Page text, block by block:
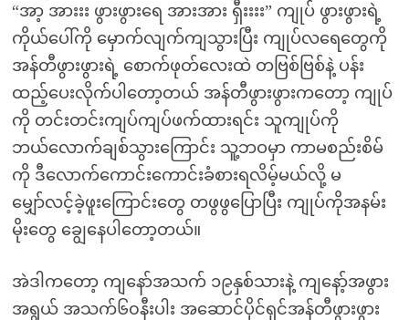
“အာ့ အားးး ဖွားဖွားရေ အားအား ရှီးးးး” ကျုပ် ဖွားဖွားရဲ့
ကိုယ်ပေါ်ကို မှောက်လျက်ကျသွားပြီး ကျုပ်လရေတွေကို
အန်တီဖွားဖွားရဲ့ စောက်ဖုတ်လေးထဲ တဗြစ်ဗြစ်နဲ့ ပန်း
ထည့်ပေးလိုက်ပါတော့တယ် အန်တီဖွားဖွားကတော့ ကျုပ်
ကို တင်းတင်းကျပ်ကျပ်ဖက်ထားရင်း သူကျုပ်ကို
ဘယ်လောက်ချစ်သွားကြောင်း သူ့ဘဝမှာ ကာမစည်းစိမ်
ကို ဒီလောက်ကောင်းကောင်းခံစားရလိမ့်မယ်လို့ မ
မျှော်လင့်ခဲ့ဖူးကြောင်းတွေ တဖွဖွပြောပြီး ကျုပ်ကိုအနမ်း
မိုးတွေ ချွေနေပါတော့တယ်။
အဲဒါကတော့ ကျနော်အသက် ၁၉နှစ်သားနဲ့ ကျနော့်အဖွား
အရွယ် အသက်၆၀နီးပါး အဆောင်ပိုင်ရှင်အန်တီဖွားဖွား